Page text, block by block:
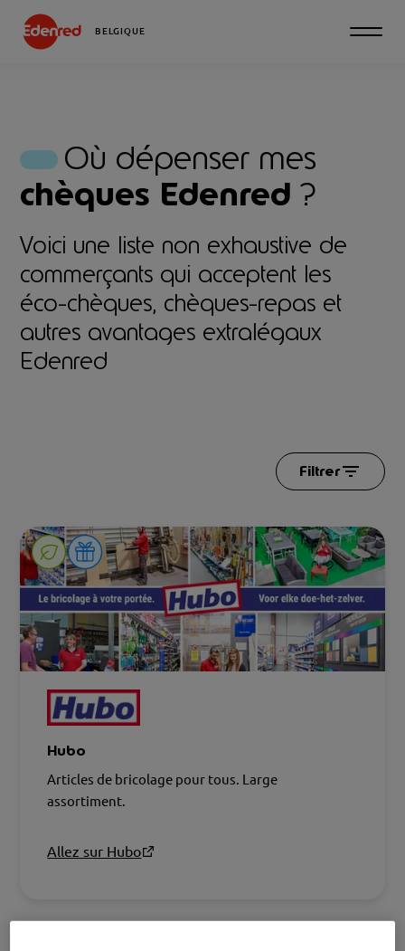
BELGIQUE
Où dépenser mes
chèques Edenred ?
Voici une liste non exhaustive de
commerçants qui acceptent les
éco-chèques, chèques-repas et
autres avantages extralégaux
Edenred
Filtrer
Hubo
Articles de bricolage pour tous. Large
assortiment.
Allez sur Hubo